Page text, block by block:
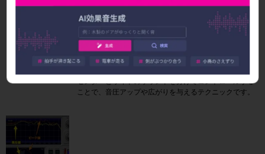
M/S処理で音圧と広がりをアップ
センターとサイドのサウンドを分けてコントロールする
ことで、音圧アップや広がりを与えるテクニックです。